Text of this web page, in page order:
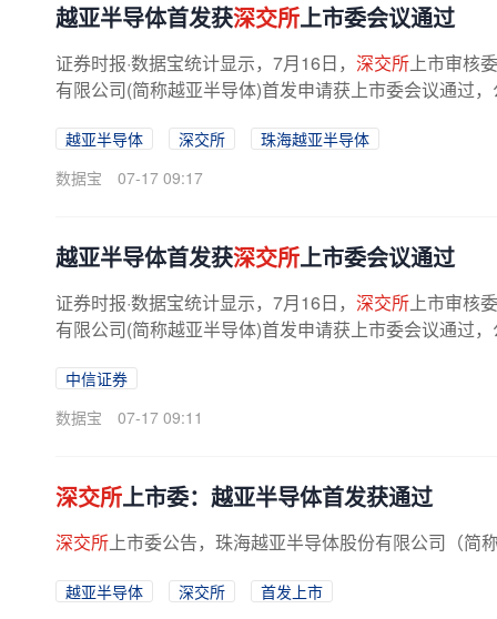
越亚半导体首发获深交所上市委会议通过
证券时报·数据宝统计显示，7月16日， 深交所上市审核
有限公司(简称越亚半导体)首发申请获上市委会议通过
越亚半导体 深交所
珠海越亚半导体
数据宝
07-17 09:17
越亚半导体首发获深交所上市委会议通过
证券时报·数据宝统计显示，7月16日， 深交所上市审核
有限公司(简称越亚半导体)首发申请获上市委会议通过
中信证券
数据宝
07-17 09:11
深交所上市委：越亚半导体首发获通过
深交所上市委公告，珠海越亚半导体股份有限公司（简
越亚半导体 深交所 首发上市